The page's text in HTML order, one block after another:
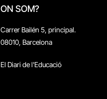
ON SOM?
Carrer Bailén 5, principal.
08010, Barcelona
El Diari de l'Educació